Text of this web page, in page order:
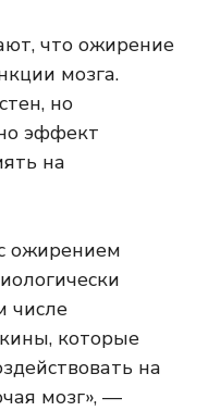
что ожирение
мозга.
но
эффект
на
ожирением
числе
которые
на
мозг», —